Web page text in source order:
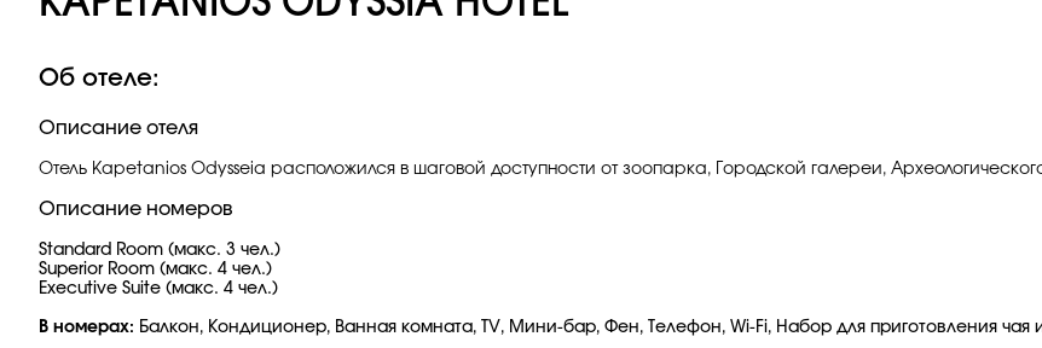
Об отеле:
Описание отеля
Отель Kapetanios Odysseia расположился в шаговой доступности от зоопарка, Городской галереи,
Описание номеров
Standard Room (макс. 3 чел.)
Superior Room (макс. 4 чел.)
Executive Suite (макс. 4 чел.)
В номерах: Балкон, Кондиционер, Ванная комната, TV, Мини-бар, Фен, Телефон, Wi-Fi, Набор для приготовления чая